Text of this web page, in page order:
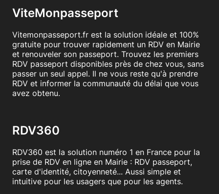
ViteMonpasseport
Vitemonpasseport.fr est la solution idéale et 100%
gratuite pour trouver rapidement un RDV en Mairie
et renouveler son passeport. Trouvez les premiers
RDV passeport disponibles près de chez vous, sans
passer un seul appel. Il ne vous reste qu'à prendre
RDV et informer la communauté du délai que vous
avez obtenu.
RDV360
RDV360 est la solution numéro 1 en France pour la
prise de RDV en ligne en Mairie : RDV passeport,
carte d'identité, citoyenneté... Aussi simple et
intuitive pour les usagers que pour les agents.